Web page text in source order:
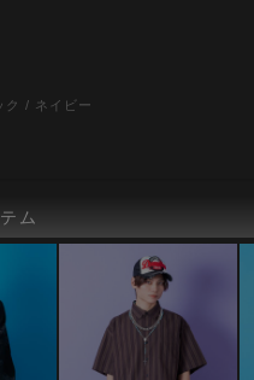
ク / ネイビー
ム